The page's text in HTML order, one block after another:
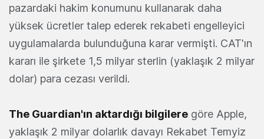
pazardaki hakim konumunu kullanarak daha
yüksek ücretler talep ederek rekabeti engelleyici
uygulamalarda bulunduğuna karar vermişti. CAT'ın
kararı ile şirkete 1,5 milyar sterlin (yaklaşık 2 milyar
dolar) para cezası verildi.
The Guardian'ın aktardığı bilgilere göre Apple,
yaklaşık 2 milyar dolarlık davayı Rekabet Temyiz